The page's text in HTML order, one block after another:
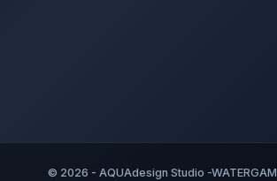
© 2026 - AQUAdesign Studio -